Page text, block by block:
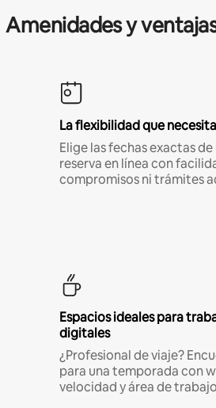
Amenidades y
La flexibilidad que
Elige las fechas exactas
reserva en línea con
compromisos ni trámites
Espacios ideales para
digitales
¿Profesional de viaje?
para una temporada con
velocidad y área de